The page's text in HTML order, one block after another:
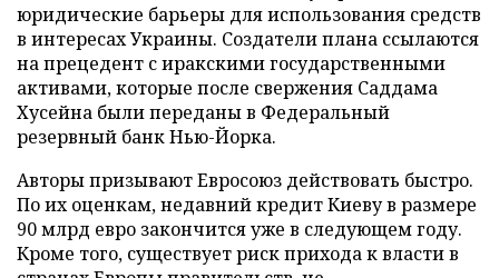
юридические барьеры для использования средств
в интересах Украины. Создатели плана ссылаются
на прецедент с иракскими государственными
активами, которые после свержения Саддама
Хусейна были переданы в Федеральный
резервный банк Нью-Йорка.
Авторы призывают Евросоюз действовать быстро.
По их оценкам, недавний кредит Киеву в размере
90 млрд евро закончится уже в следующем году.
Кроме того, существует риск прихода к власти в